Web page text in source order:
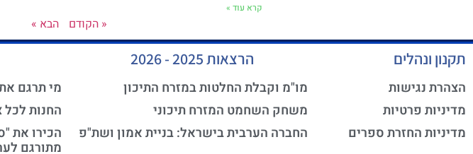
קרא עוד »
« הקודם הבא »
תקנון ונהלים
הצהרת נגישות
מדיניות פרטיות
מדיניות החזרת ספרים
הרצאות 2025 - 2026
מו"מ וקבלת החלטות במזרח התיכון
משחק השחמט המזרח תיכוני
החברה הערבית בישראל: בניית אמון ושת"פ
מי תרגם
החנות
הכירו את
מתורגם